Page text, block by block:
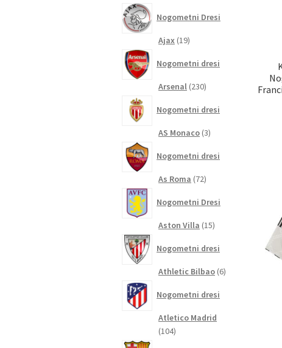
Nogometni Dresi
Ajax 1919
Nogometni dresi
Arsenal 230230
Nogometni dresi
AS Monaco 33
Nogometni dresi
As Roma 7272
Nogometni Dresi
Aston Villa 1515
Nogometni dresi
Athletic Bilbao 66
Nogometni dresi
Atletico Madrid
104104